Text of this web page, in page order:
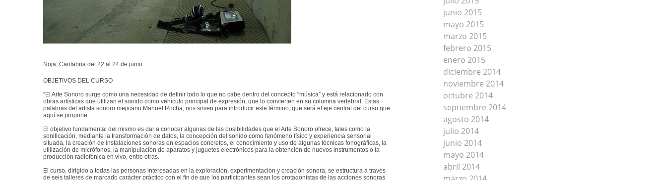
Noja, Cantabria del 22 al 24 de junio
OBJETIVOS DEL CURSO
“El Arte Sonoro surge como una necesidad de definir todo lo que no cabe dentro del concepto “música” y está relacionado con
obras artísticas que utilizan el sonido como vehículo principal de expresión, que lo convierten en su columna vertebral. Estas
palabras del artista sonoro mejicano Manuel Rocha, nos sirven para introducir este término, que será el eje central del curso que
aquí se propone.
El objetivo fundamental del mismo es dar a conocer algunas de las posibilidades que el Arte Sonoro ofrece, tales como la
sonificación, mediante la transformación de datos, la concepción del sonido como fenómeno físico y experiencia sensorial
situada, la creación de instalaciones sonoras en espacios concretos, el conocimiento y uso de algunas técnicas fonográficas, la
utilización de micrófonos, la manipulación de aparatos y juguetes electrónicos para la obtención de nuevos instrumentos o la
producción radiofónica en vivo, entre otras.
El curso, dirigido a todas las personas interesadas en la exploración, experimentación y creación sonora, se estructura a través
de seis talleres de marcado carácter práctico con el fin de que los participantes sean los protagonistas de las acciones sonoras
junio 2015
mayo 2015
marzo 2015
febrero 2015
enero 2015
diciembre 2014
noviembre 2014
octubre 2014
septiembre 2014
agosto 2014
julio 2014
junio 2014
mayo 2014
abril 2014